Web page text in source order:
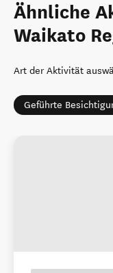
Ähnliche
Waikato
Art der Aktivität
Geführte